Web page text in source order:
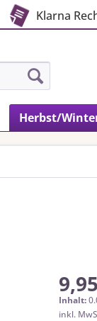
Klarna
Herbst/
Inhalt:
inkl.